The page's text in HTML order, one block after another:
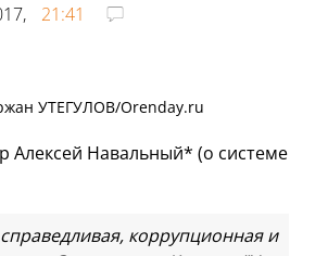
21:41
УТЕГУЛОВ/Orenday.ru
Алексей Навальный* (о системе
коррупционная и